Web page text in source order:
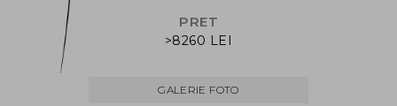
PRET
>8260 LEI
GALERIE FOTO